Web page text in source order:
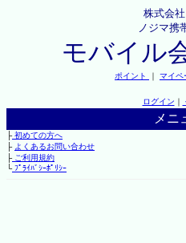
株式会
ノジマ携
モバイル
ポイント ｜ マイペ
ログイン ｜
メニ
├初めての方へ
├ よくあるお問い合わせ
├ご利用規約
└ﾌﾟﾗｲﾊﾞｼｰﾎﾟﾘｼｰ